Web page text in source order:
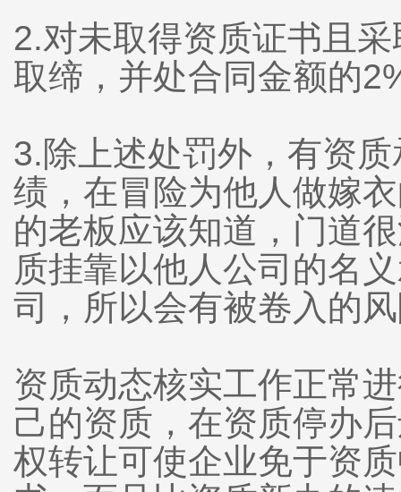
2.对未取得资质证书且
取缔，并处合同金额的
3.除上述处罚外，有资
绩，在冒险为他人做嫁
的老板应该知道，门道
质挂靠以他人公司的名
司，所以会有被卷入的
资质动态核实工作正常
己的资质，在资质停办
权转让可使企业免于资